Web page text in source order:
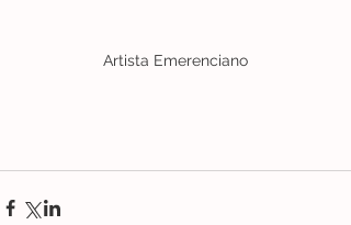
Artista Emerenciano